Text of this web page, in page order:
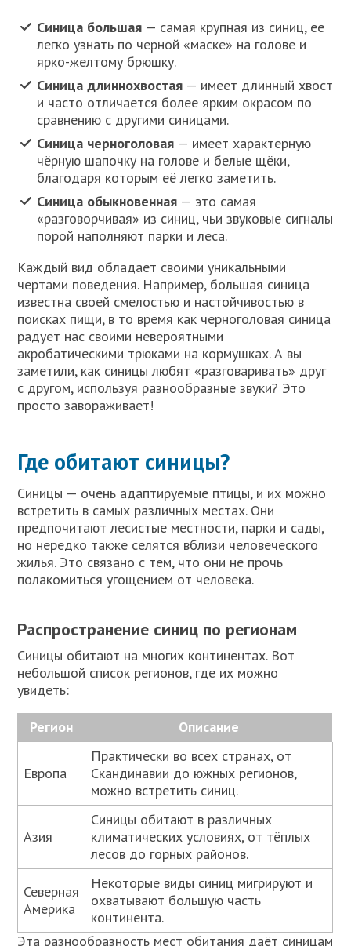
Синица большая — самая крупная из синиц, ее
легко узнать по черной «маске» на голове и
ярко-желтому брюшку.
Синица длиннохвостая — имеет длинный хвост
и часто отличается более ярким окрасом по
сравнению с другими синицами.
Синица черноголовая — имеет характерную
чёрную шапочку на голове и белые щёки,
благодаря которым её легко заметить.
Синица обыкновенная — это самая
«разговорчивая» из синиц, чьи звуковые сигналы
порой наполняют парки и леса.
Каждый вид обладает своими уникальными
чертами поведения. Например, большая синица
известна своей смелостью и настойчивостью в
поисках пищи, в то время как черноголовая синица
радует нас своими невероятными
акробатическими трюками на кормушках. А вы
заметили, как синицы любят «разговаривать» друг
с другом, используя разнообразные звуки? Это
просто завораживает!
Где обитают синицы?
Синицы — очень адаптируемые птицы, и их можно
встретить в самых различных местах. Они
предпочитают лесистые местности, парки и сады,
но нередко также селятся вблизи человеческого
жилья. Это связано с тем, что они не прочь
полакомиться угощением от человека.
Распространение синиц по регионам
Синицы обитают на многих континентах. Вот
небольшой список регионов, где их можно
увидеть:
Регион Описание
Европа
Практически во всех странах, от
Скандинавии до южных регионов,
можно встретить синиц.
Азия
Синицы обитают в различных
климатических условиях, от тёплых
лесов до горных районов.
Северная
Америка
Некоторые виды синиц мигрируют и
охватывают большую часть
континента.
Эта разнообразность мест обитания даёт синицам